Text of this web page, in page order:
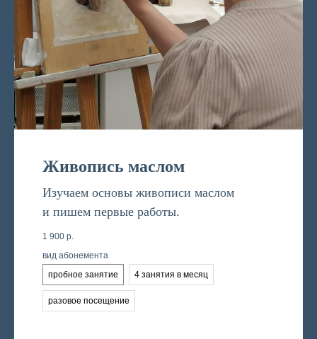
Живопись маслом
Изучаем основы живописи маслом
и пишем первые работы.
1 900 р.
вид абонемента
пробное занятие
4 занятия в месяц
разовое посещение